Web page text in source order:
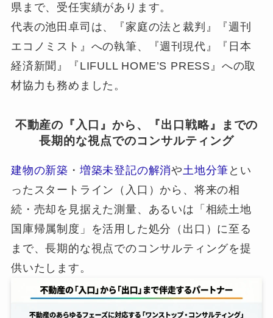
県まで、受任実績があります。
代表の池田卓司は、『家庭の法と裁判』『週刊
エコノミスト』への執筆、『週刊現代』『日本
経済新聞』『LIFULL HOME’S PRESS』への取
材協力も務めました。
不動産の『入口』から、『出口戦略』までの
長期的な視点でのコンサルティング
建物の新築 ・ 増築未登記の解消や 土地分筆 とい
ったスタートライン（入口）から、将来の相
続・売却を見据えた測量、あるいは「相続土地
国庫帰属制度」を活用した処分（出口）に至る
まで、長期的な視点でのコンサルティングを提
供いたします。